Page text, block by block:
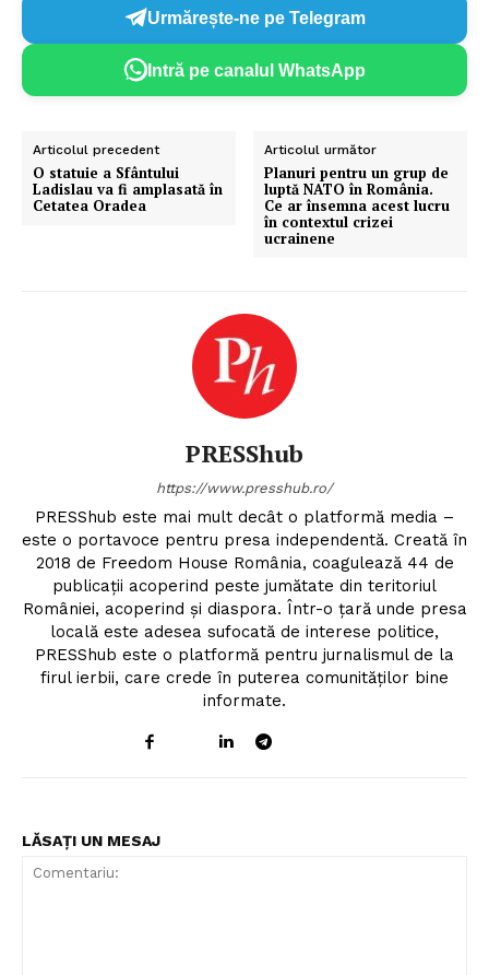
Urmărește-ne pe Telegram
Intră pe canalul WhatsApp
Articolul precedent
O statuie a Sfântului
Ladislau va fi amplasată în
Cetatea Oradea
Articolul următor
Planuri pentru un grup de
luptă NATO în România.
Ce ar însemna acest lucru
în contextul crizei
ucrainene
PRESShub
https://www.presshub.ro/
PRESShub este mai mult decât o platformă media –
este o portavoce pentru presa independentă. Creată în
2018 de Freedom House România, coagulează 44 de
publicații acoperind peste jumătate din teritoriul
României, acoperind și diaspora. Într-o țară unde presa
locală este adesea sufocată de interese politice,
PRESShub este o platformă pentru jurnalismul de la
firul ierbii, care crede în puterea comunităților bine
informate.
LĂSAȚI UN MESAJ